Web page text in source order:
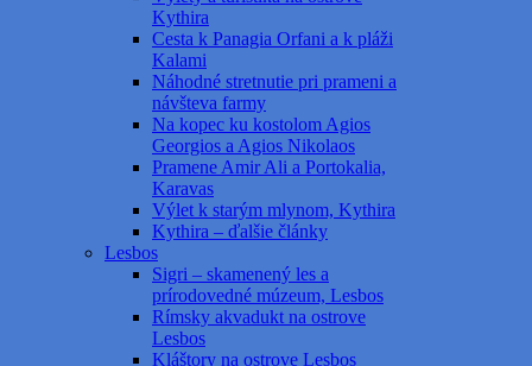
Kythira
Cesta k Panagia Orfani a k pláži
Kalami
Náhodné stretnutie pri prameni a
návšteva farmy
Na kopec ku kostolom Agios
Georgios a Agios Nikolaos
Pramene Amir Ali a Portokalia,
Karavas
Výlet k starým mlynom, Kythira
Kythira – ďalšie články
Lesbos
Sigri – skamenený les a
prírodovedné múzeum, Lesbos
Rímsky akvadukt na ostrove
Lesbos
Kláštory na ostrove Lesbos